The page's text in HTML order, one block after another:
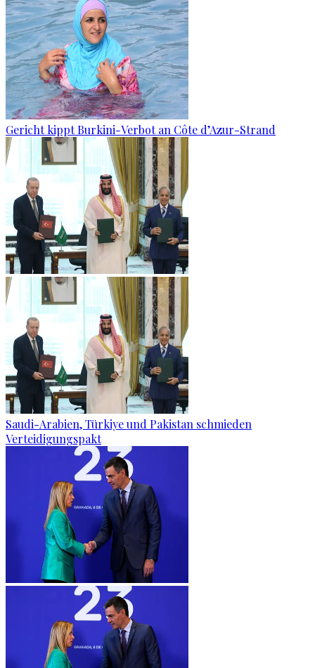
Gericht kippt Burkini-Verbot an Côte d’Azur-Strand
Saudi-Arabien, Türkiye und Pakistan schmieden
Verteidigungspakt